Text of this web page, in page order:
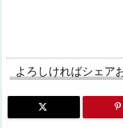
よろしければシェア